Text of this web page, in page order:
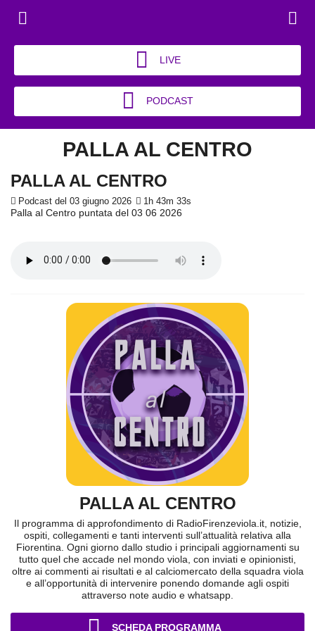
LIVE
PODCAST
PALLA AL CENTRO
PALLA AL CENTRO
Podcast del 03 giugno 2026 1h 43m 33s
Palla al Centro puntata del 03 06 2026
PALLA AL CENTRO
Il programma di approfondimento di RadioFirenzeviola.it, notizie,
ospiti, collegamenti e tanti interventi sull’attualità relativa alla
Fiorentina. Ogni giorno dallo studio i principali aggiornamenti su
tutto quel che accade nel mondo viola, con inviati e opinionisti,
oltre ai commenti ai risultati e al calciomercato della squadra viola
e all’opportunità di intervenire ponendo domande agli ospiti
attraverso note audio e whatsapp.
SCHEDA PROGRAMMA